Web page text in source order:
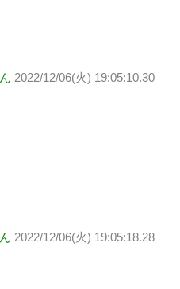
2022/12/06(火) 19:05:10.30
2022/12/06(火) 19:05:18.28